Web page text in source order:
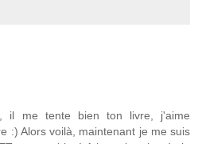
il me tente bien ton livre, j'aime
:) Alors voilà, maintenant je me suis